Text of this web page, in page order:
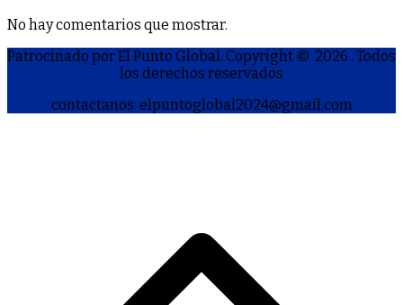
No hay comentarios que mostrar.
Patrocinado por El Punto Global. Copyright © 2026 . Todos
los derechos reservados
contactanos: elpuntoglobal2024@gmail.com